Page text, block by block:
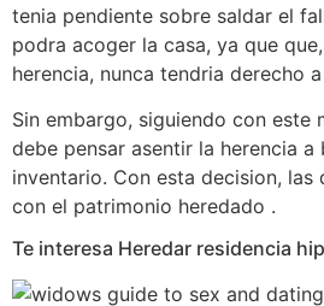
tenia pendiente sobre saldar el
podra acoger la casa, ya que
herencia, nunca tendria derecho
Sin embargo, siguiendo con este
debe pensar asentir la herencia
inventario. Con esta decision, las
con el patrimonio heredado .
Te interesa Heredar residencia